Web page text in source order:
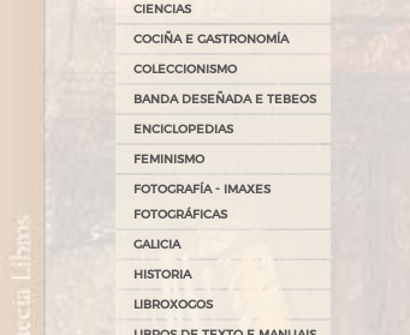
CIENCIAS
COCIÑA E GASTRONOMÍA
COLECCIONISMO
BANDA DESEÑADA E TEBEOS
ENCICLOPEDIAS
FEMINISMO
FOTOGRAFÍA - IMAXES
FOTOGRÁFICAS
GALICIA
HISTORIA
LIBROXOGOS